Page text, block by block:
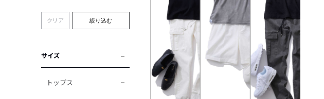
クリア 絞り込む
サイズ
トップス